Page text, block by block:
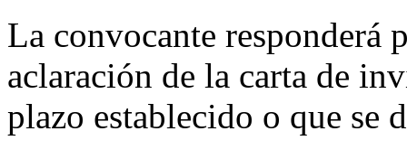
La convocante responderá
aclaración de la carta de
plazo establecido o que se